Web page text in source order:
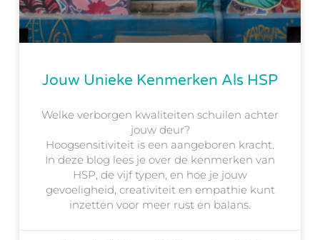
Jouw Unieke Kenmerken Als HSP
Welke verborgen kwaliteiten schuilen achter
jouw deur?
Hoogsensitiviteit is een aangeboren kracht.
In deze blog lees je over de kenmerken van
HSP, de vijf typen, en hoe je jouw
gevoeligheid, creativiteit en empathie kunt
inzetten voor meer rust en balans.